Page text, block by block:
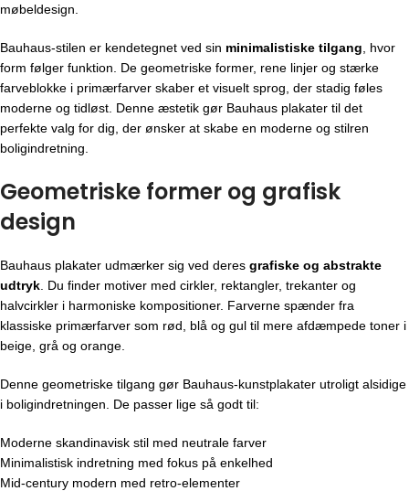
møbeldesign.
Bauhaus-stilen er kendetegnet ved sin minimalistiske tilgang , hvor
form følger funktion. De geometriske former, rene linjer og stærke
farveblokke i primærfarver skaber et visuelt sprog, der stadig føles
moderne og tidløst. Denne æstetik gør Bauhaus plakater til det
perfekte valg for dig, der ønsker at skabe en moderne og stilren
boligindretning.
Geometriske former og grafisk
design
Bauhaus plakater udmærker sig ved deres grafiske og abstrakte
udtryk . Du finder motiver med cirkler, rektangler, trekanter og
halvcirkler i harmoniske kompositioner. Farverne spænder fra
klassiske primærfarver som rød, blå og gul til mere afdæmpede toner i
beige, grå og orange.
Denne geometriske tilgang gør Bauhaus-kunstplakater utroligt alsidige
i boligindretningen. De passer lige så godt til:
Moderne skandinavisk stil med neutrale farver
Minimalistisk indretning med fokus på enkelhed
Mid-century modern med retro-elementer